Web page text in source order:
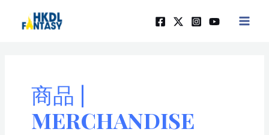
content
商品 |
MERCHANDISE
pagination